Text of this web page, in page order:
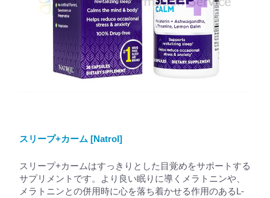
スリープ+カーム [Natrol]
スリープ+カームはすっきりとした目覚めをサポートする
サプリメントです。より良い眠りに導くメラトニンや、
メラトニンとの併用時に心を落ち着かせる作用のあるL-